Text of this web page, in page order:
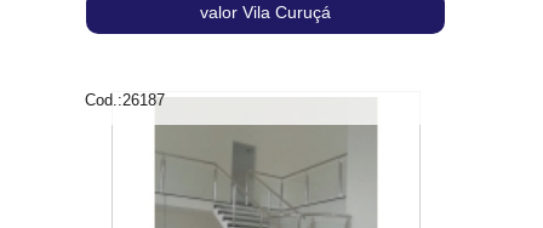
valor Vila Curuçá
Cod.:26187